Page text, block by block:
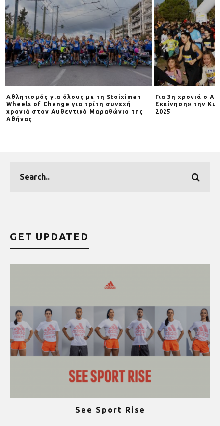
Αθλητισμός για όλους με τη Stoiximan
Wheels of Change για τρίτη συνεχή
χρονιά στον Αυθεντικό Μαραθώνιο της
Αθήνας
Για 3η χρονιά o
Εκκίνηση» την
2025
GET UPDATED
See Sport Rise